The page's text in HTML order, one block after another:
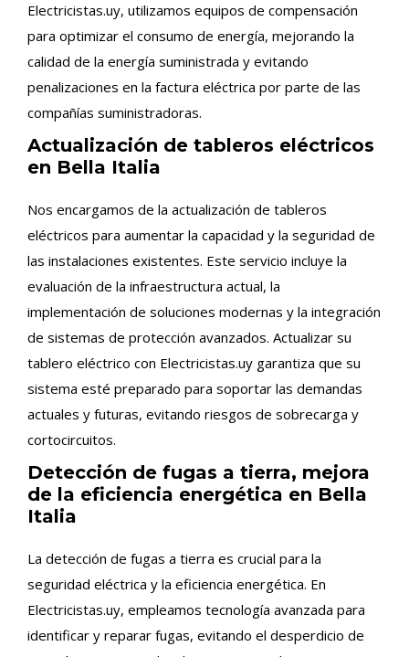
Electricistas.uy, utilizamos equipos de compensación
para optimizar el consumo de energía, mejorando la
calidad de la energía suministrada y evitando
penalizaciones en la factura eléctrica por parte de las
compañías suministradoras.
Actualización de tableros eléctricos
en Bella Italia
Nos encargamos de la actualización de tableros
eléctricos para aumentar la capacidad y la seguridad de
las instalaciones existentes. Este servicio incluye la
evaluación de la infraestructura actual, la
implementación de soluciones modernas y la integración
de sistemas de protección avanzados. Actualizar su
tablero eléctrico con Electricistas.uy garantiza que su
sistema esté preparado para soportar las demandas
actuales y futuras, evitando riesgos de sobrecarga y
cortocircuitos.
Detección de fugas a tierra, mejora
de la eficiencia energética en Bella
Italia
La detección de fugas a tierra es crucial para la
seguridad eléctrica y la eficiencia energética. En
Electricistas.uy, empleamos tecnología avanzada para
identificar y reparar fugas, evitando el desperdicio de